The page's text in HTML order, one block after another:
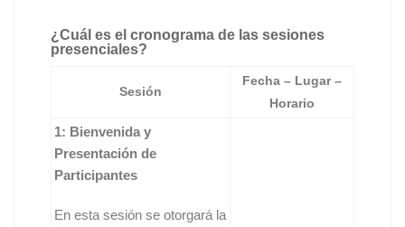
¿Cuál es el cronograma de las sesiones
presenciales?
Sesión
Fecha – Lugar –
Horario
1: Bienvenida y
Presentación de
Participantes
En esta sesión se otorgará la